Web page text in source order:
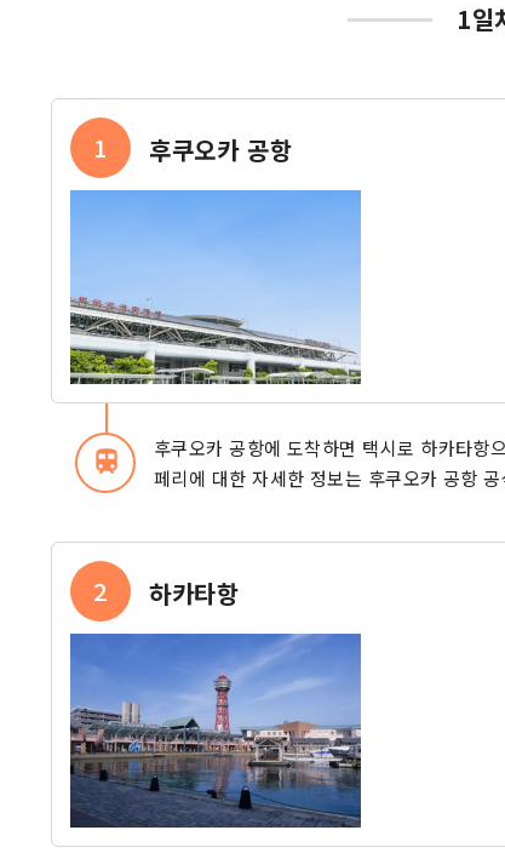
1일
1 후쿠오카 공항
train
후쿠오카 공항에 도착하면 택시로 하카타항
페리에 대한 자세한 정보는 후쿠오카 공항
2 하카타항